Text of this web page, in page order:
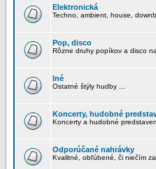
Elektronická
Techno, ambient, house,
Pop, disco
Rôzne druhy popíkov a disco
Iné
Ostatné štýly hudby ...
Koncerty, hudobné
Koncerty a hudobné
Odporúčané nahrávky
Kvalitné, obľúbené, či niečím